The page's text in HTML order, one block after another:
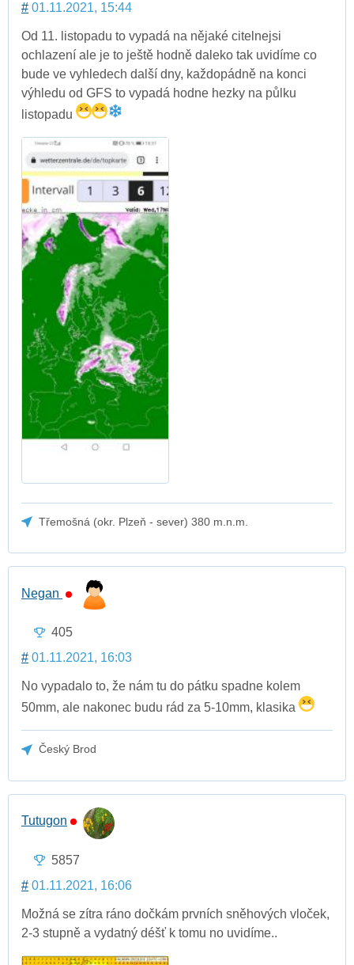
# 01.11.2021, 15:44
Od 11. listopadu to vypadá na nějaké citelnejsi
ochlazení ale je to ještě hodně daleko tak uvidíme co
bude ve vyhledech další dny, každopádně na konci
výhledu od GFS to vypadá hodne hezky na půlku
listopadu
Třemošná (okr. Plzeň - sever) 380 m.n.m.
Negan
405
# 01.11.2021, 16:03
No vypadalo to, že nám tu do pátku spadne kolem
50mm, ale nakonec budu rád za 5-10mm, klasika
Český Brod
Tutugon
5857
# 01.11.2021, 16:06
Možná se zítra ráno dočkám prvních sněhových vloček,
2-3 stupně a vydatný déšť k tomu no uvidíme..